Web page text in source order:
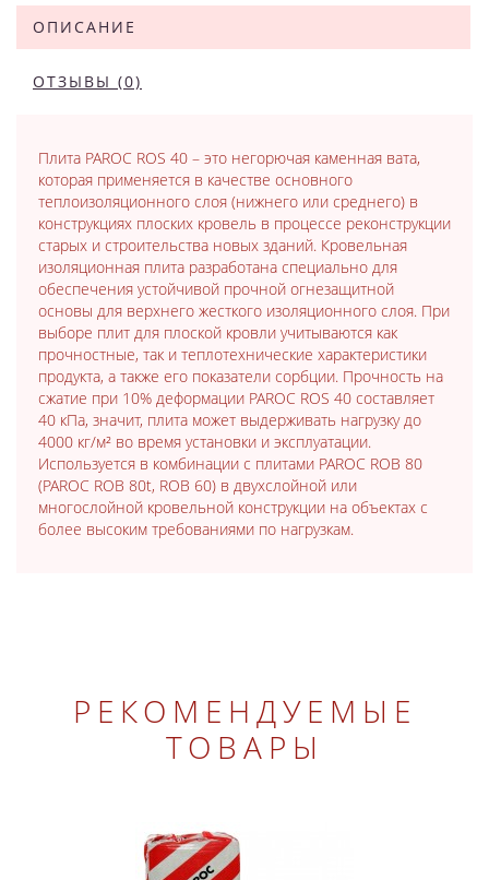
ОПИСАНИЕ
ОТЗЫВЫ (0)
Плита PAROC ROS 40 – это негорючая каменная вата,
которая применяется в качестве основного
теплоизоляционного слоя (нижнего или среднего) в
конструкциях плоских кровель в процессе реконструкции
старых и строительства новых зданий. Кровельная
изоляционная плита разработана специально для
обеспечения устойчивой прочной огнезащитной
основы для верхнего жесткого изоляционного слоя. При
выборе плит для плоской кровли учитываются как
прочностные, так и теплотехнические характеристики
продукта, а также его показатели сорбции. Прочность на
сжатие при 10% деформации PAROC ROS 40 составляет
40 кПа, значит, плита может выдерживать нагрузку до
4000 кг/м² во время установки и эксплуатации.
Используется в комбинации с плитами PAROC ROB 80
(PAROC ROB 80t, ROB 60) в двухслойной или
многослойной кровельной конструкции на объектах с
более высоким требованиями по нагрузкам.
РЕКОМЕНДУЕМЫЕ
ТОВАРЫ